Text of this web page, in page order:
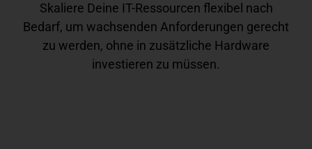
Skaliere Deine IT-Ressourcen flexibel nach
Bedarf, um wachsenden Anforderungen gerecht
zu werden, ohne in zusätzliche Hardware
investieren zu müssen.